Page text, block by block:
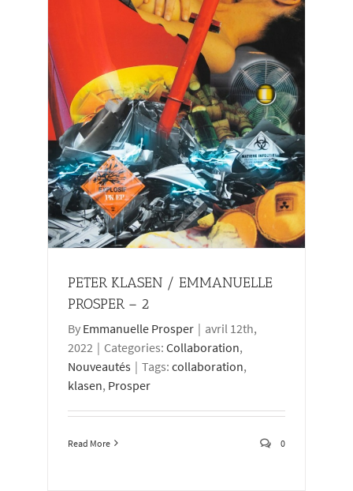
PETER KLASEN / EMMANUELLE
PROSPER – 2
By Emmanuelle Prosper | avril 12th,
2022 | Categories: Collaboration,
Nouveautés | Tags: collaboration,
klasen, Prosper
Read More 0